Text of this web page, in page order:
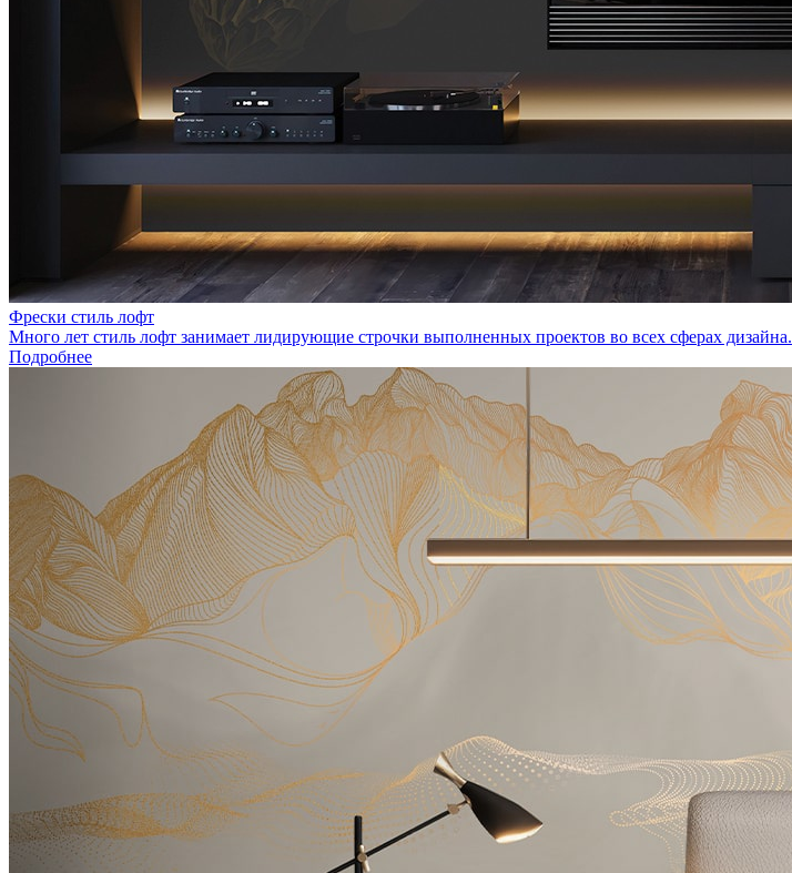
Фрески стиль лофт
Много лет стиль лофт занимает лидирующие строчки выполненных проектов во всех сферах дизайна.
Подробнее